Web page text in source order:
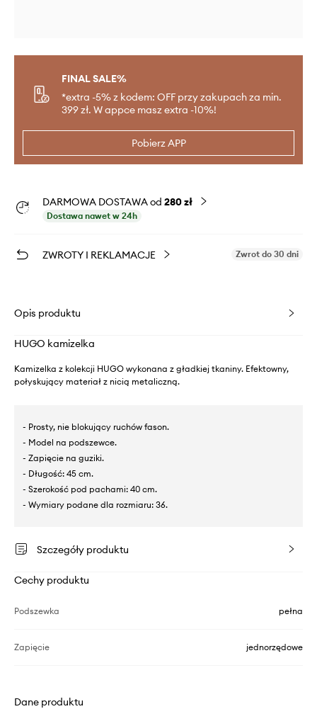
FINAL SALE%
*extra -5% z kodem: OFF przy zakupach za min.
399 zł. W appce masz extra -10%!
Pobierz APP
DARMOWA DOSTAWA od 280 zł
Dostawa nawet w 24h
ZWROTY I REKLAMACJE Zwrot do 30 dni
Opis produktu
HUGO kamizelka
Kamizelka z kolekcji HUGO wykonana z gładkiej tkaniny. Efektowny,
połyskujący materiał z nicią metaliczną.
- Prosty, nie blokujący ruchów fason.
- Model na podszewce.
- Zapięcie na guziki.
- Długość: 45 cm.
- Szerokość pod pachami: 40 cm.
- Wymiary podane dla rozmiaru: 36.
Szczegóły produktu
Cechy produktu
Podszewka pełna
Zapięcie jednorzędowe
Dane produktu